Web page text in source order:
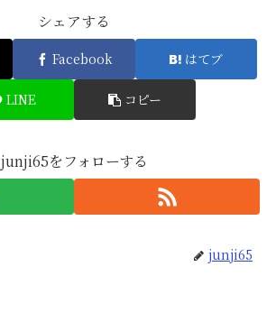
シェアする
Facebook はてブ
LINE コピー
junji65をフォローする
junji65